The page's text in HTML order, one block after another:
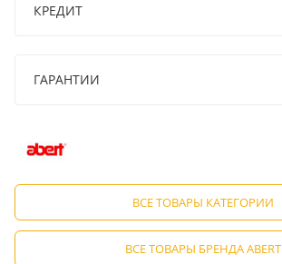
КРЕДИТ
ГАРАНТИИ
ВСЕ ТОВАРЫ КАТЕГОРИИ
ВСЕ ТОВАРЫ БРЕНДА ABERT